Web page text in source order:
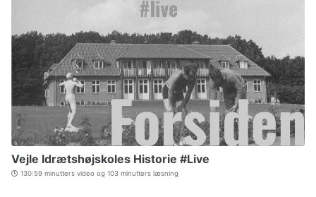
Vejle Idrætshøjskoles Historie #Live
130:59 minutters video og 103 minutters læsning